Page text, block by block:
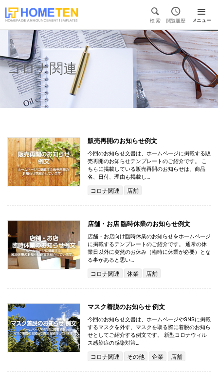

検 索

閲覧履歴 メニュー

コロナ関連
販売再開のお知らせ例文
今回のお知らせ文書は、ホームページに掲載する販
売再開のお知らせテンプレートのご紹介です。 こ
ちらに掲載している販売再開のお知らせは、商品
名、日付、理由も掲載し…
コロナ関連 店舗
店舗・お店 臨時休業のお知らせ例文
店舗・お店向け臨時休業のお知らせをホームページ
に掲載するテンプレートのご紹介です。 通常の休
業日以外に突然のお休み（臨時に休業が必要）とな
る事があると思い…
コロナ関連 休業 店舗
マスク着脱のお知らせ 例文
今回のお知らせ文書は、ホームページやSNSに掲載
するマスクを外す、マスクを取る際に着脱のお知ら
せとしてご紹介する例文です。 新型コロナウィル
ス感染症の感染対策…
コロナ関連 その他 企業 店舗